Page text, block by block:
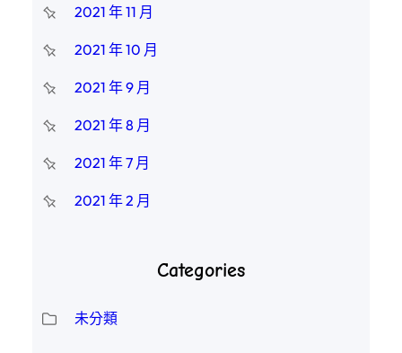
2021 年 11 月
2021 年 10 月
2021 年 9 月
2021 年 8 月
2021 年 7 月
2021 年 2 月
Categories
未分類